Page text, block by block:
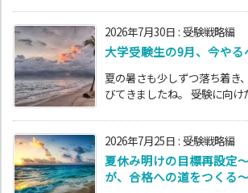
2026年7月30日 : 受験戦略編
大学受験生の9月、今やる
夏の暑さも少しずつ落ち着き
びてきましたね。 受験に向け
2026年7月25日 : 受験戦略編
夏休み明けの目標再設定
が、合格への道をつくる